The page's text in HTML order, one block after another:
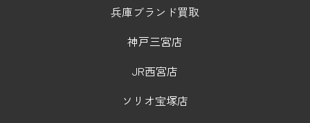
兵庫ブランド買取
神戸三宮店
JR西宮店
ソリオ宝塚店